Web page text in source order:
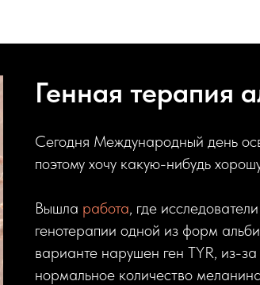
Генная терапия
Сегодня Международный день
поэтому хочу какую-нибудь
Вышла работа, где
генотерапии одной из форм
варианте нарушен ген TYR, из-
нормальное количество